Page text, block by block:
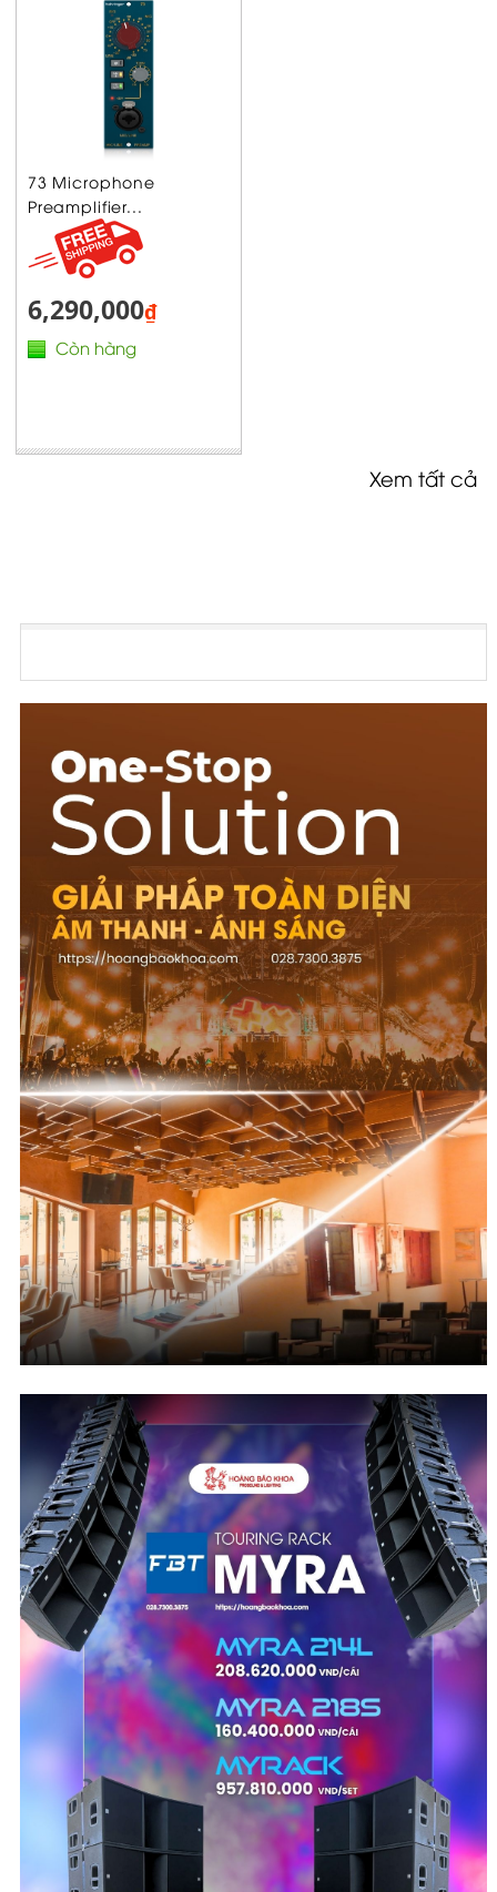
73 Microphone
Preamplifier...
6,290,000₫
Còn hàng
Xem tất cả